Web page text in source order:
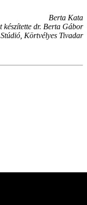
Berta Kata
készítette dr. Berta Gábor
Körtvélyes Tivadar